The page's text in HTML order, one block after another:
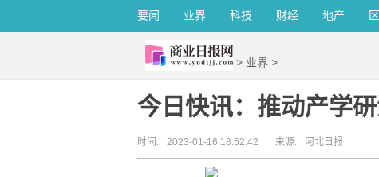
要闻 业界 科技 财经 地产
> 业界 >
今日快讯：推动产学
时间: 2023-01-16 18:52:42 来源: 河北日报